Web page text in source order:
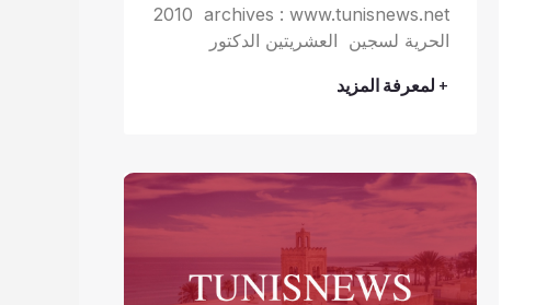
2010 archives : www.tunisnews.net
الحرية لسجين العشريتين الدكتور
+ لمعرفة المزيد